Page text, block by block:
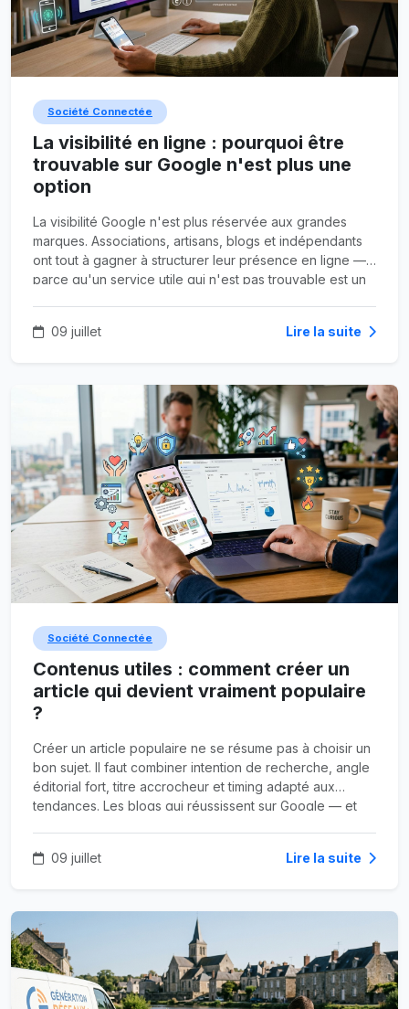
Société Connectée
La visibilité en ligne : pourquoi être
trouvable sur Google n'est plus une
option
La visibilité Google n'est plus réservée aux grandes
marques. Associations, artisans, blogs et indépendants
ont tout à gagner à structurer leur présence en ligne —
parce qu'un service utile qui n'est pas trouvable est un
09 juillet Lire la suite
Société Connectée
Contenus utiles : comment créer un
article qui devient vraiment populaire
?
Créer un article populaire ne se résume pas à choisir un
bon sujet. Il faut combiner intention de recherche, angle
éditorial fort, titre accrocheur et timing adapté aux
tendances. Les blogs qui réussissent sur Google — et
09 juillet
Lire la suite